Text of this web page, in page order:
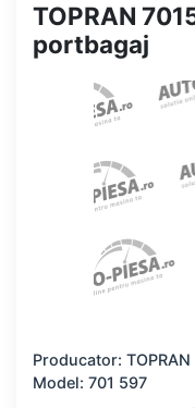
TOPRAN
portbagaj
Producator: TOPRAN
Model: 701 597